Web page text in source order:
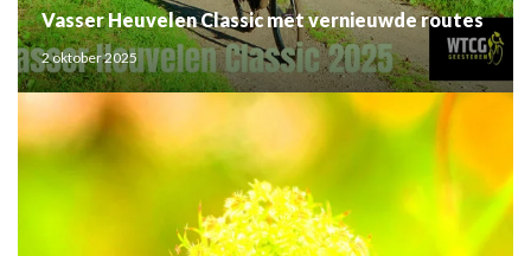
Vasser Heuvelen Classic met vernieuwde routes
2 oktober 2025